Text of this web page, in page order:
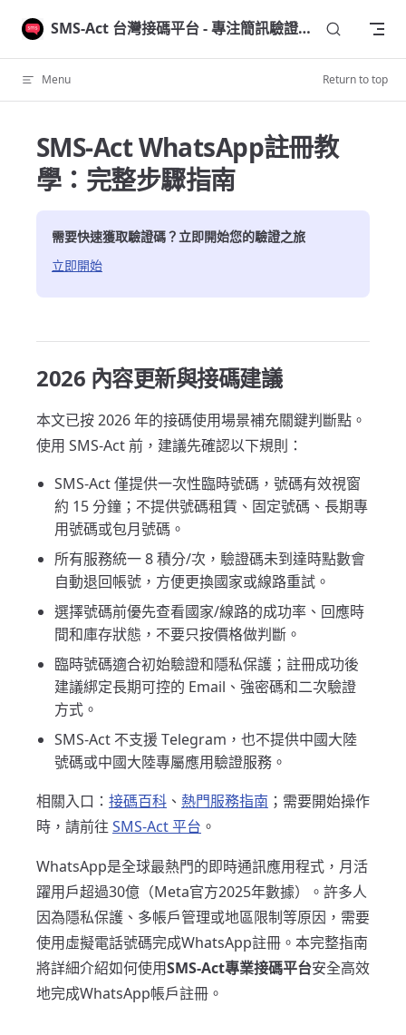
Skip to content SMS-Act 台灣接碼平台 - 專注簡訊驗證碼接收
Menu Return to top
SMS-Act WhatsApp註冊教
學：完整步驟指南
需要快速獲取驗證碼？立即開始您的驗證之旅
立即開始
2026 內容更新與接碼建議
本文已按 2026 年的接碼使用場景補充關鍵判斷點。
使用 SMS-Act 前，建議先確認以下規則：
SMS-Act 僅提供一次性臨時號碼，號碼有效視窗
約 15 分鐘；不提供號碼租賃、固定號碼、長期專
用號碼或包月號碼。
所有服務統一 8 積分/次，驗證碼未到達時點數會
自動退回帳號，方便更換國家或線路重試。
選擇號碼前優先查看國家/線路的成功率、回應時
間和庫存狀態，不要只按價格做判斷。
臨時號碼適合初始驗證和隱私保護；註冊成功後
建議綁定長期可控的 Email、強密碼和二次驗證
方式。
SMS-Act 不支援 Telegram，也不提供中國大陸
號碼或中國大陸專屬應用驗證服務。
相關入口： 接碼百科 、 熱門服務指南 ；需要開始操作
時，請前往 SMS-Act 平台 。
WhatsApp是全球最熱門的即時通訊應用程式，月活
躍用戶超過30億（Meta官方2025年數據）。許多人
因為隱私保護、多帳戶管理或地區限制等原因，需要
使用虛擬電話號碼完成WhatsApp註冊。本完整指南
將詳細介紹如何使用SMS-Act專業接碼平台安全高效
地完成WhatsApp帳戶註冊。